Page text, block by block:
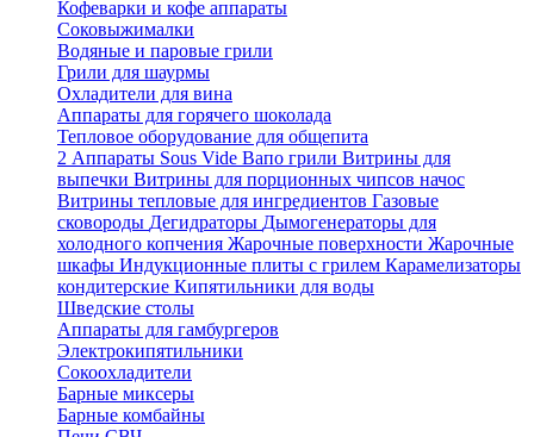
Кофеварки и кофе аппараты
Соковыжималки
Водяные и паровые грили
Грили для шаурмы
Охладители для вина
Аппараты для горячего шоколада
Тепловое оборудование для общепита
2 Аппараты Sous Vide Вапо грили Витрины для
выпечки Витрины для порционных чипсов начос
Витрины тепловые для ингредиентов Газовые
сковороды Дегидраторы Дымогенераторы для
холодного копчения Жарочные поверхности Жарочные
шкафы Индукционные плиты с грилем Карамелизаторы
кондитерские Кипятильники для воды
Шведские столы
Аппараты для гамбургеров
Электрокипятильники
Сокоохладители
Барные миксеры
Барные комбайны